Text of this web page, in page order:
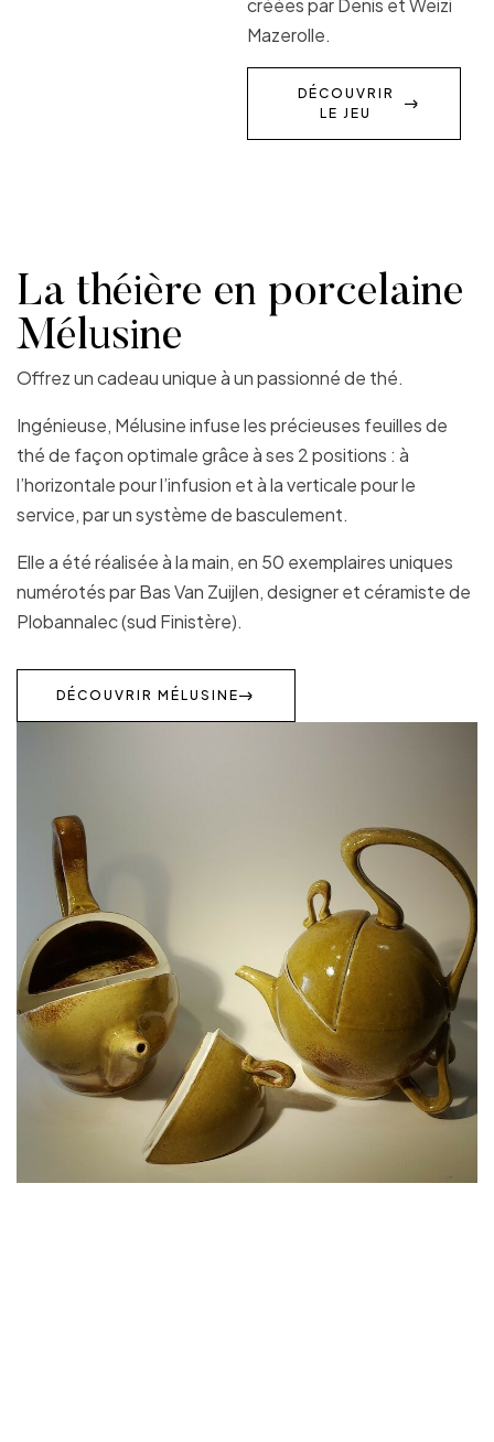
créées par Denis et Weizi
Mazerolle.
DÉCOUVRIR
LE JEU
La théière en porcelaine
Mélusine
Offrez un cadeau unique à un passionné de thé.
Ingénieuse, Mélusine infuse les précieuses feuilles de
thé de façon optimale grâce à ses 2 positions : à
l’horizontale pour l’infusion et à la verticale pour le
service, par un système de basculement.
Elle a été réalisée à la main, en 50 exemplaires uniques
numérotés par Bas Van Zuijlen, designer et céramiste de
Plobannalec (sud Finistère).
DÉCOUVRIR MÉLUSINE